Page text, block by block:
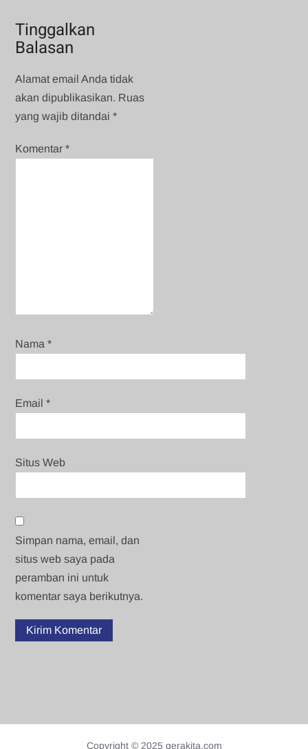
Tinggalkan
Balasan
Alamat email Anda tidak
akan dipublikasikan. Ruas
yang wajib ditandai*
Komentar*
Nama*
Email*
Situs Web
Simpan nama, email, dan
situs web saya pada
peramban ini untuk
komentar saya berikutnya.
Copyright © 2025 gerakita.com